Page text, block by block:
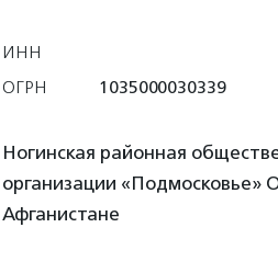
ИНН
ОГРН
1035000030339
Ногинская районная
организации «Подмосковье»
Афганистане